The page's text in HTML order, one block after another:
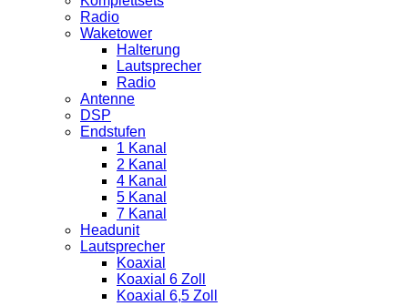
Radio
Waketower
Halterung
Lautsprecher
Radio
Antenne
DSP
Endstufen
1 Kanal
2 Kanal
4 Kanal
5 Kanal
7 Kanal
Headunit
Lautsprecher
Koaxial
Koaxial 6 Zoll
Koaxial 6,5 Zoll